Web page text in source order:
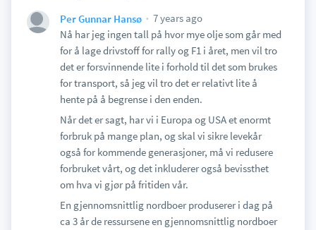
Per Gunnar Hansø
7 years ago
Nå har jeg ingen tall på hvor mye olje som går med
for å lage drivstoff for rally og F1 i året, men vil tro
det er forsvinnende lite i forhold til det som brukes
for transport, så jeg vil tro det er relativt lite å
hente på å begrense i den enden.
Når det er sagt, har vi i Europa og USA et enormt
forbruk på mange plan, og skal vi sikre levekår
også for kommende generasjoner, må vi redusere
forbruket vårt, og det inkluderer også bevissthet
om hva vi gjør på fritiden vår.
En gjennomsnittlig nordboer produserer i dag på
ca 3 år de ressursene en gjennomsnittlig nordboer